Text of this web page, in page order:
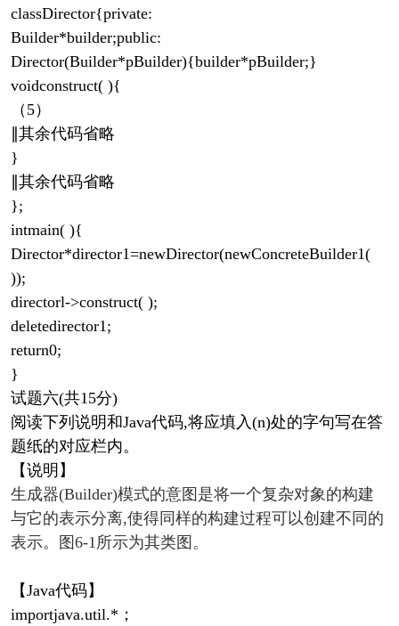
classDirector{private:
Builder*builder;public:
Director(Builder*pBuilder){builder*pBuilder;}
voidconstruct( ){
（5）
∥其余代码省略
}
∥其余代码省略
};
intmain( ){
Director*director1=newDirector(newConcreteBuilder1(
));
directorl->construct( );
deletedirector1;
return0;
}
试题六(共15分)
阅读下列说明和Java代码,将应填入(n)处的字句写在答
题纸的对应栏内。
【说明】
生成器(Builder)模式的意图是将一个复杂对象的构建
与它的表示分离,使得同样的构建过程可以创建不同的
表示。图6-1所示为其类图。
【Java代码】
importjava.util.*；